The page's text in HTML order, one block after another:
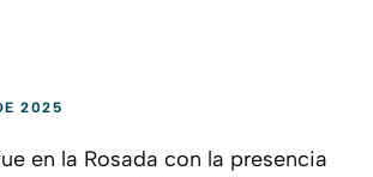
2025
en la Rosada con la presencia